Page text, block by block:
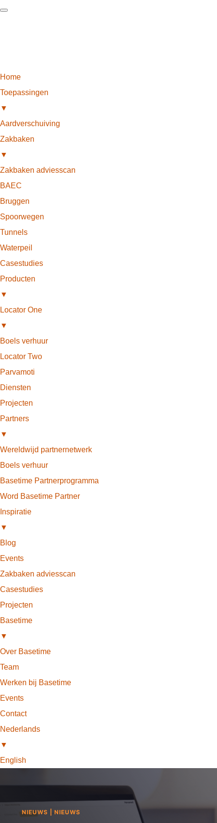
Home
Toepassingen
▼
Aardverschuiving
Zakbaken
▼
Zakbaken adviesscan
BAEC
Bruggen
Spoorwegen
Tunnels
Waterpeil
Casestudies
Producten
▼
Locator One
▼
Boels verhuur
Locator Two
Parvamoti
Diensten
Projecten
Partners
▼
Wereldwijd partnernetwerk
Boels verhuur
Basetime Partnerprogramma
Word Basetime Partner
Inspiratie
▼
Blog
Events
Zakbaken adviesscan
Casestudies
Projecten
Basetime
▼
Over Basetime
Team
Werken bij Basetime
Events
Contact
Nederlands
▼
English
NIEUWS NIEUWS